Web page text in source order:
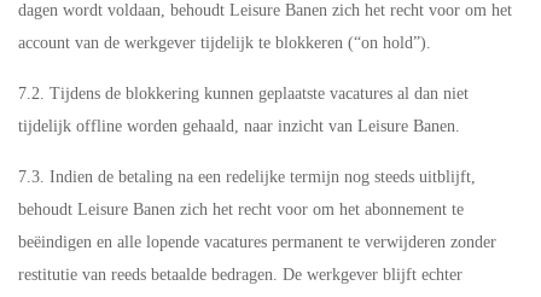
dagen wordt voldaan, behoudt Leisure Banen zich het recht voor om het
account van de werkgever tijdelijk te blokkeren (“on hold”).
7.2. Tijdens de blokkering kunnen geplaatste vacatures al dan niet
tijdelijk offline worden gehaald, naar inzicht van Leisure Banen.
7.3. Indien de betaling na een redelijke termijn nog steeds uitblijft,
behoudt Leisure Banen zich het recht voor om het abonnement te
beëindigen en alle lopende vacatures permanent te verwijderen zonder
restitutie van reeds betaalde bedragen. De werkgever blijft echter